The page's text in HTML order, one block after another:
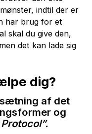
indtil der er
har brug for et
skal du give den,
det kan lade sig
dig?
af det
og